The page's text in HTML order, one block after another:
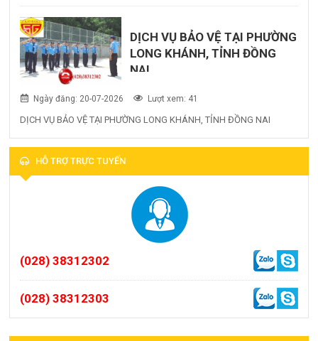
DỊCH VỤ BẢO VỆ TẠI PHƯỜNG
LONG KHÁNH, TỈNH ĐỒNG
NAI
Ngày đăng: 20-07-2026 Lượt xem: 41
DỊCH VỤ BẢO VỆ TẠI PHƯỜNG LONG KHÁNH, TỈNH ĐỒNG NAI
HỖ TRỢ TRỰC TUYẾN
(028) 38312302
(028) 38312303